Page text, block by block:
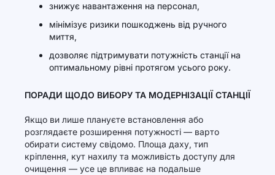
знижує навантаження на персонал,
мінімізує ризики пошкоджень від ручного
миття,
дозволяє підтримувати потужність станції на
оптимальному рівні протягом усього року.
ПОРАДИ ЩОДО ВИБОРУ ТА МОДЕРНІЗАЦІЇ СТАНЦІЇ
Якщо ви лише плануєте встановлення або
розглядаєте розширення потужності — варто
обирати систему свідомо. Площа даху, тип
кріплення, кут нахилу та можливість доступу для
очищення — усе це впливає на подальше